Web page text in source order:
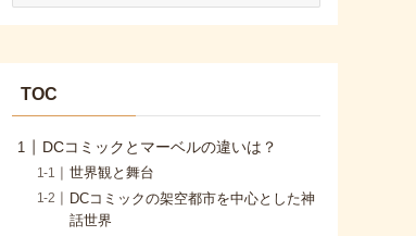
TOC
DCコミックとマーベルの違いは？
世界観と舞台
DCコミックの架空都市を中心とした神
話世界